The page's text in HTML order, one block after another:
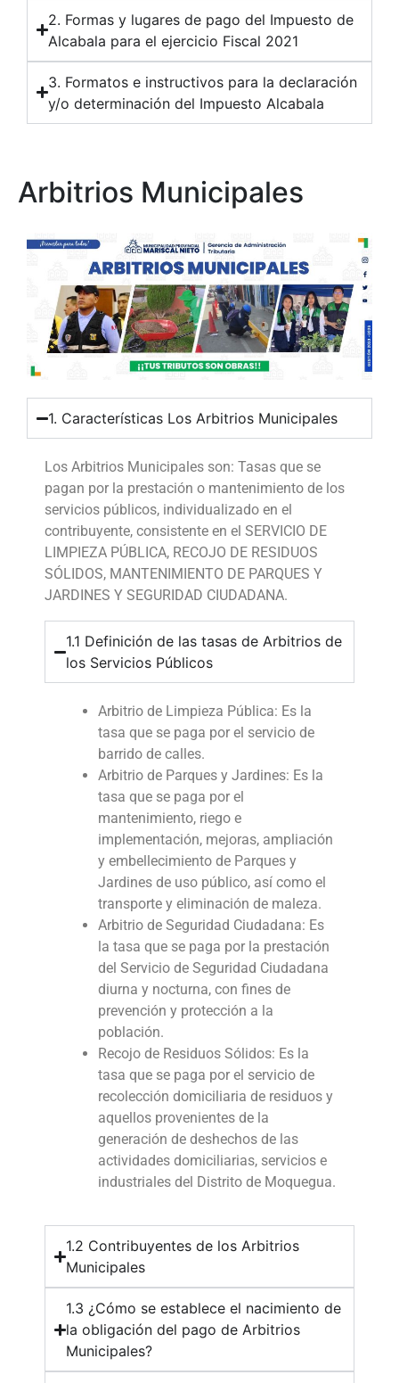
2. Formas y lugares de pago del Impuesto de
Alcabala para el ejercicio Fiscal 2021
3. Formatos e instructivos para la declaración
y/o determinación del Impuesto Alcabala
Arbitrios Municipales
1. Características Los Arbitrios Municipales
Los Arbitrios Municipales son: Tasas que se
pagan por la prestación o mantenimiento de los
servicios públicos, individualizado en el
contribuyente, consistente en el SERVICIO DE
LIMPIEZA PÚBLICA, RECOJO DE RESIDUOS
SÓLIDOS, MANTENIMIENTO DE PARQUES Y
JARDINES Y SEGURIDAD CIUDADANA.
1.1 Definición de las tasas de Arbitrios de
los Servicios Públicos
Arbitrio de Limpieza Pública: Es la
tasa que se paga por el servicio de
barrido de calles.
Arbitrio de Parques y Jardines: Es la
tasa que se paga por el
mantenimiento, riego e
implementación, mejoras, ampliación
y embellecimiento de Parques y
Jardines de uso público, así como el
transporte y eliminación de maleza.
Arbitrio de Seguridad Ciudadana: Es
la tasa que se paga por la prestación
del Servicio de Seguridad Ciudadana
diurna y nocturna, con fines de
prevención y protección a la
población.
Recojo de Residuos Sólidos: Es la
tasa que se paga por el servicio de
recolección domiciliaria de residuos y
aquellos provenientes de la
generación de deshechos de las
actividades domiciliarias, servicios e
industriales del Distrito de Moquegua.
1.2 Contribuyentes de los Arbitrios
Municipales
1.3 ¿Cómo se establece el nacimiento de
la obligación del pago de Arbitrios
Municipales?